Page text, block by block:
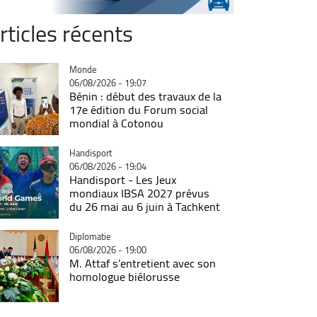
récents
Catégorie
Monde
06/08/2026 - 19:07
Bénin : début des travaux de la
17e édition du Forum social
mondial à Cotonou
Catégorie
Handisport
06/08/2026 - 19:04
Handisport - Les Jeux
mondiaux IBSA 2027 prévus
du 26 mai au 6 juin à Tachkent
Catégorie
Diplomatie
06/08/2026 - 19:00
M. Attaf s'entretient avec son
homologue biélorusse